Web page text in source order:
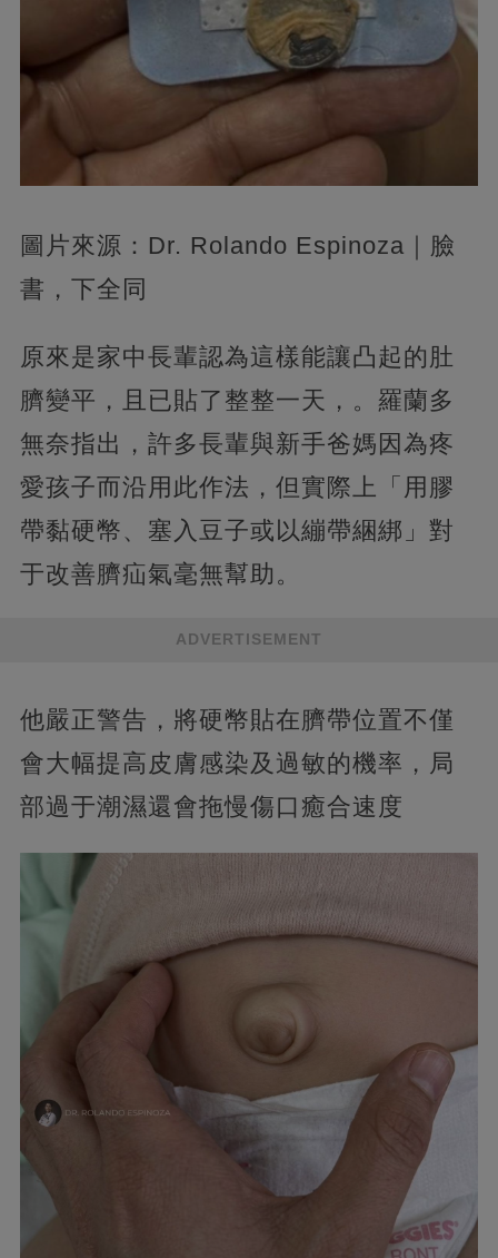
圖片來源：Dr. Rolando Espinoza｜臉
書，下全同
原來是家中長輩認為這樣能讓凸起的肚
臍變平，且已貼了整整一天，。羅蘭多
無奈指出，許多長輩與新手爸媽因為疼
愛孩子而沿用此作法，但實際上「用膠
帶黏硬幣、塞入豆子或以繃帶綑綁」對
于改善臍疝氣毫無幫助。
ADVERTISEMENT
他嚴正警告，將硬幣貼在臍帶位置不僅
會大幅提高皮膚感染及過敏的機率，局
部過于潮濕還會拖慢傷口癒合速度